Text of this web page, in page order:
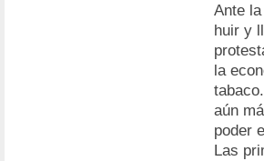
Ante
huir y
la
aún
poder
Las